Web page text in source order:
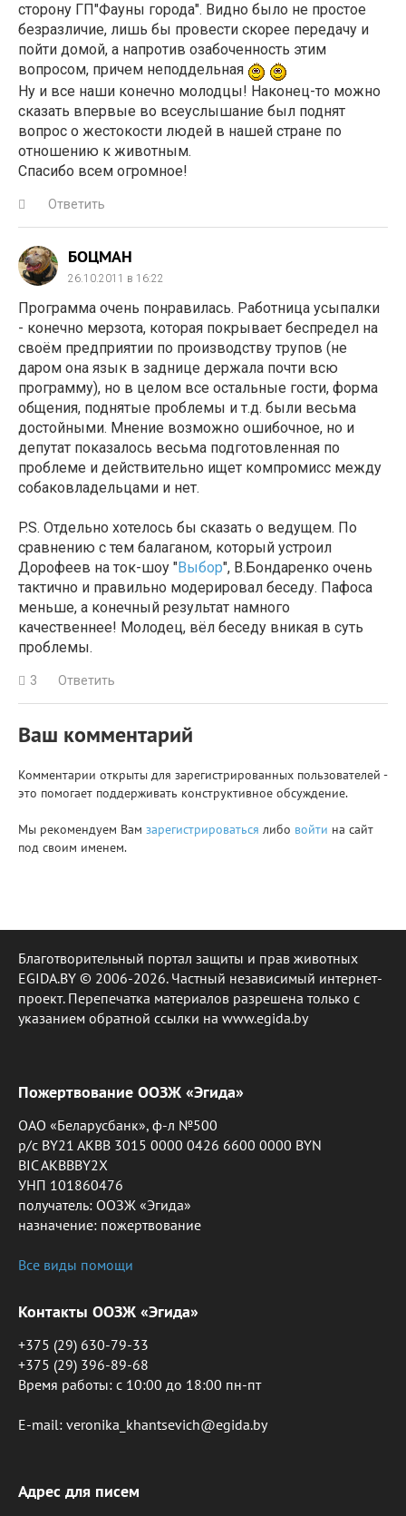
сторону ГП"Фауны города". Видно было не простое
безразличие, лишь бы провести скорее передачу и
пойти домой, а напротив озабоченность этим
вопросом, причем неподдельная
Ну и все наши конечно молодцы! Наконец-то можно
сказать впервые во всеуслышание был поднят
вопрос о жестокости людей в нашей стране по
отношению к животным.
Спасибо всем огромное!
Ответить
БОЦМАН
26.10.2011 в 16:22
Программа очень понравилась. Работница усыпалки
- конечно мерзота, которая покрывает беспредел на
своём предприятии по производству трупов (не
даром она язык в заднице держала почти всю
программу), но в целом все остальные гости, форма
общения, поднятые проблемы и т.д. были весьма
достойными. Мнение возможно ошибочное, но и
депутат показалось весьма подготовленная по
проблеме и действительно ищет компромисс между
собаковладельцами и нет.
P.S. Отдельно хотелось бы сказать о ведущем. По
сравнению с тем балаганом, который устроил
Дорофеев на ток-шоу "Выбор", В.Бондаренко очень
тактично и правильно модерировал беседу. Пафоса
меньше, а конечный результат намного
качественнее! Молодец, вёл беседу вникая в суть
проблемы.
3 Ответить
Ваш комментарий
Комментарии открыты для зарегистрированных пользователей -
это помогает поддерживать конструктивное обсуждение.
Мы рекомендуем Вам зарегистрироваться либо войти на сайт
под своим именем.
Благотворительный портал защиты и прав животных
EGIDA.BY © 2006-2026. Частный независимый интернет-
проект. Перепечатка материалов разрешена только с
указанием обратной ссылки на www.egida.by
Пожертвование ООЗЖ «Эгида»
ОАО «Беларусбанк», ф-л №500
р/с BY21 AKBB 3015 0000 0426 6600 0000 BYN
BIC AKBBBY2X
УНП 101860476
получатель: ООЗЖ «Эгида»
назначение: пожертвование
Все виды помощи
Контакты ООЗЖ «Эгида»
+375 (29) 630-79-33
+375 (29) 396-89-68
Время работы: c 10:00 до 18:00 пн-пт
E-mail: veronika_khantsevich@egida.by
Адрес для писем